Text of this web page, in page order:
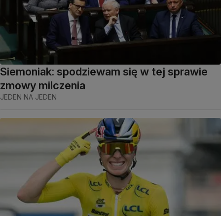
Siemoniak: spodziewam się w tej sprawie
zmowy milczenia
JEDEN NA JEDEN